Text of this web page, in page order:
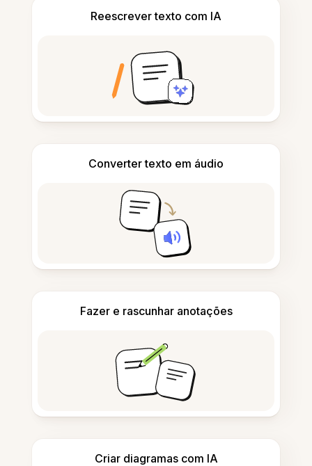
Reescrever texto com IA
Converter texto em áudio
Fazer e rascunhar anotações
Criar diagramas com IA